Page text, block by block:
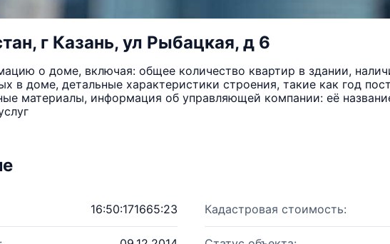
г Казань, ул Рыбацкая, д 6
о доме, включая: общее количество квартир в здании,
в доме, детальные характеристики строения, такие как год
материалы, информация об управляющей компании: её
16:50:171665:23 Кадастровая стоимость: